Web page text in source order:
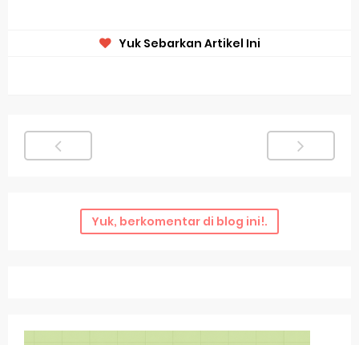
Yuk Sebarkan Artikel Ini
Yuk, berkomentar di blog ini!.